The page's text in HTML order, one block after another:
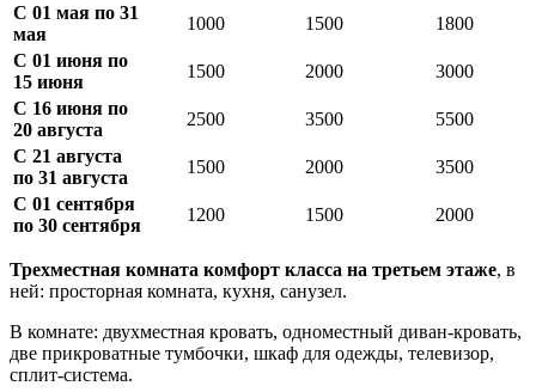
С 01 мая по 31
мая
1000 1500
1800
С 01 июня по
15 июня
1500 2000
3000
С 16 июня по
20 августа
2500 3500
5500
С 21 августа
по 31 августа
1500 2000
3500
С 01 сентября
по 30 сентября
1200 1500 2000
Трехместная комната комфорт класса на третьем этаже, в
ней: просторная комната, кухня, санузел.
В комнате: двухместная кровать, одноместный диван-кровать,
две прикроватные тумбочки, шкаф для одежды, телевизор,
сплит-система.